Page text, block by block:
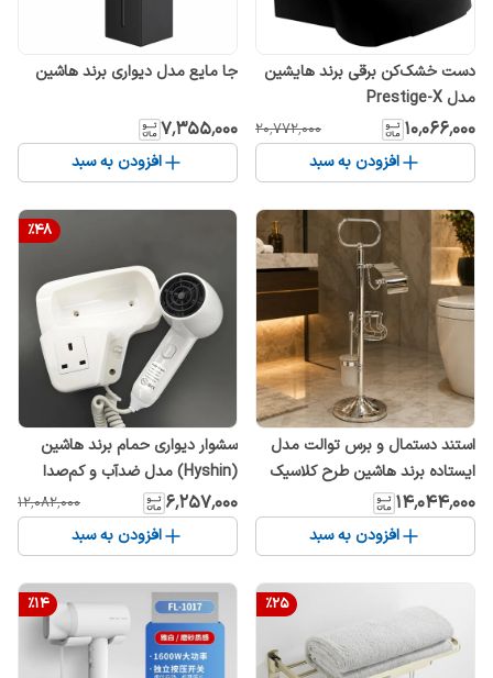
دست خشک‌کن برقی برند هایشین
مدل Prestige-X
۱۰٬۰۶۶٬۰۰۰ ۲۰٬۷۷۲٬۰۰۰
افزودن به سبد
جا مایع مدل دیواری برند هاشین
۷٬۳۵۵٬۰۰۰
افزودن به سبد
استند دستمال و برس توالت مدل
ایستاده برند هاشین طرح کلاسیک
۱۴٬۰۴۴٬۰۰۰
افزودن به سبد
%48
سشوار دیواری حمام برند هاشین
(Hyshin) مدل ضدآب و کم‌صدا
۶٬۲۵۷٬۰۰۰ ۱۲٬۰۸۲٬۰۰۰
افزودن به سبد
%25
%14